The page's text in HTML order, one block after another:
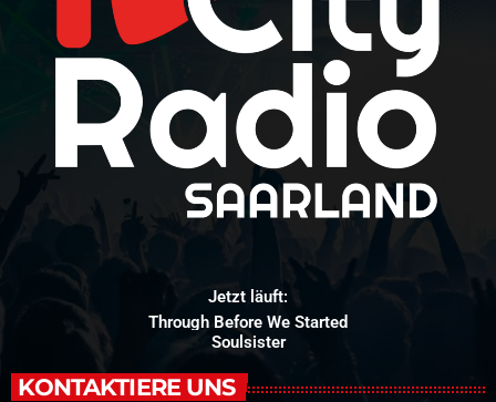
Jetzt läuft:
Through Before We Started
Soulsister
KONTAKTIERE UNS